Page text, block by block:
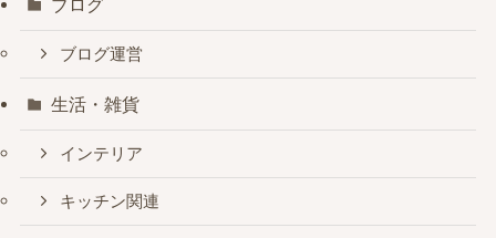
ブログ
ブログ運営
生活・雑貨
インテリア
キッチン関連